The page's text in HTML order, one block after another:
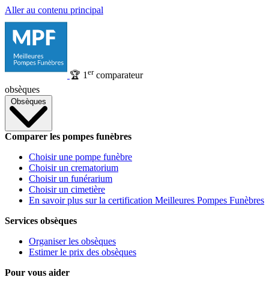
Aller au contenu principal
🏆 1 ercomparateur
obsèques
Obsèques
Comparer les pompes funèbres
Choisir une pompe funèbre
Choisir un crematorium
Choisir un funérarium
Choisir un cimetière
En savoir plus sur la certification Meilleures Pompes Funèbres
Services obsèques
Organiser les obsèques
Estimer le prix des obsèques
Pour vous aider